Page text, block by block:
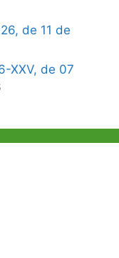
de 11 de
XXV, de 07